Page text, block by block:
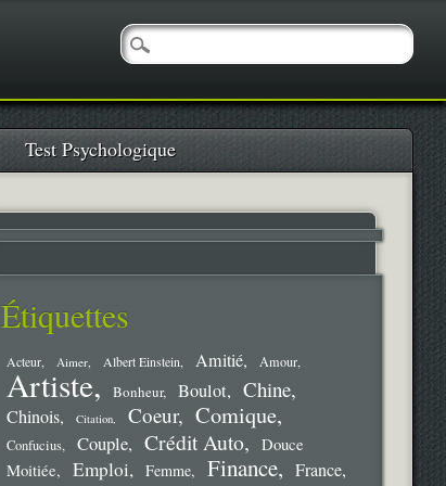
Test Psychologique
Étiquettes
Acteur Aimer Albert Einstein Amitié Amour
Artiste Bonheur Boulot Chine
Chinois Citation Coeur Comique
Confucius Couple Crédit Auto
Douce
Moitiée
Emploi Femme Finance France